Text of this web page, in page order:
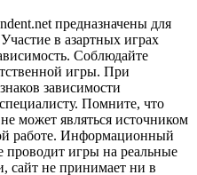
предназначены для
в азартных играх
Соблюдайте
игры. При
зависимости
Помните, что
может являться источником
работе. Информационный
проводит игры на реальные
сайт не принимает ни в